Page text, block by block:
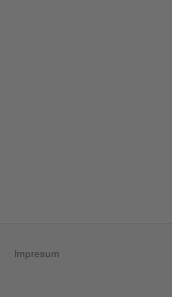
Impresum